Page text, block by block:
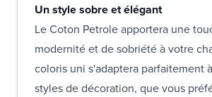
Un style sobre et élégant
Le Coton Petrole apportera une
modernité et de sobriété à votre
coloris uni s'adaptera parfaitement
styles de décoration, que vous